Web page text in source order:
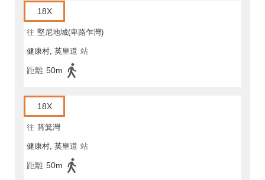
18X
往 堅尼地城(卑路乍灣)
健康村, 英皇道 站
距離 50m
18X
往 筲箕灣
健康村, 英皇道 站
距離 50m